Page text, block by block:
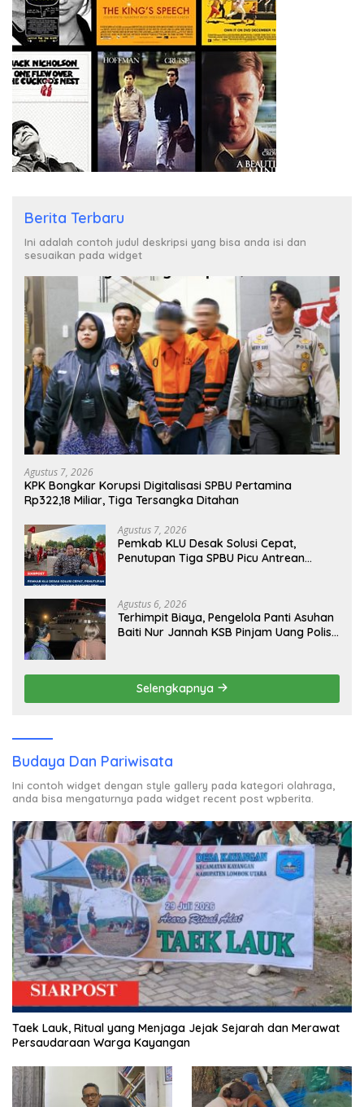
Berita Terbaru
Ini adalah contoh judul deskripsi yang bisa anda isi dan
sesuaikan pada widget
Agustus 7, 2026
KPK Bongkar Korupsi Digitalisasi SPBU Pertamina
Rp322,18 Miliar, Tiga Tersangka Ditahan
Agustus 7, 2026
Pemkab KLU Desak Solusi Cepat,
Penutupan Tiga SPBU Picu Antrean
Agustus 6, 2026
Terhimpit Biaya, Pengelola Panti Asuhan
Baiti Nur Jannah KSB Pinjam Uang Polisi
Selengkapnya
Budaya Dan Pariwisata
Ini contoh widget dengan style gallery pada kategori olahraga,
anda bisa mengaturnya pada widget recent post wpberita.
Taek Lauk, Ritual yang Menjaga Jejak Sejarah dan Merawat
Persaudaraan Warga Kayangan